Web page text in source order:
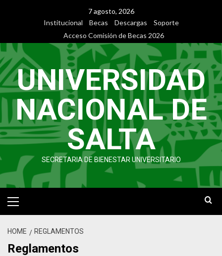
7 agosto, 2026
Institucional
Becas Descargas
Soporte
Acceso Comisión de Becas 2026
UNIVERSIDAD
NACIONAL DE
SALTA
SECRETARIA DE BIENESTAR UNIVERSITARIO
HOME REGLAMENTOS
Reglamentos